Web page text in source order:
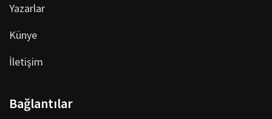
Yazarlar
Künye
İletişim
Bağlantılar